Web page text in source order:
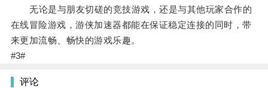
无论是与朋友切磋的竞技游戏，还是与其他玩家合作的
在线冒险游戏，游侠加速器都能在保证稳定连接的同时，带
来更加流畅、畅快的游戏乐趣。
#3#
评论